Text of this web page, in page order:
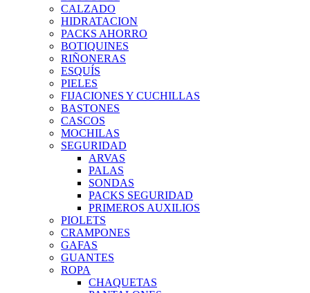
CALZADO
HIDRATACION
PACKS AHORRO
BOTIQUINES
RIÑONERAS
ESQUÍS
PIELES
FIJACIONES Y CUCHILLAS
BASTONES
CASCOS
MOCHILAS
SEGURIDAD
ARVAS
PALAS
SONDAS
PACKS SEGURIDAD
PRIMEROS AUXILIOS
PIOLETS
CRAMPONES
GAFAS
GUANTES
ROPA
CHAQUETAS